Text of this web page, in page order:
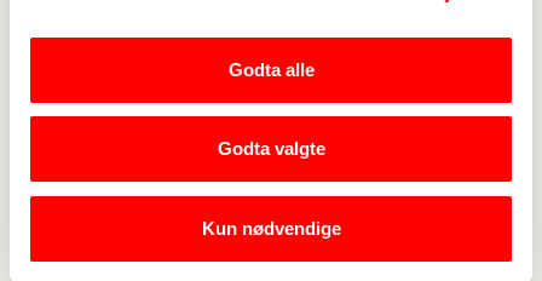
Godta alle
Godta valgte
Kun nødvendige
fritid, helse, vold og utenforskap. Rapporten har
også forslag til tiltak.
Her kan du lese NOU 2024:8 Mannsutvalgets
rapport – Likestillingens neste steg.